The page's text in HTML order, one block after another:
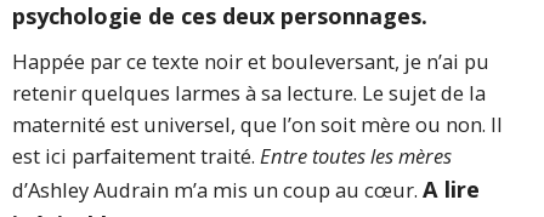
psychologie de ces deux personnages.
Happée par ce texte noir et bouleversant, je n’ai pu
retenir quelques larmes à sa lecture. Le sujet de la
maternité est universel, que l’on soit mère ou non. Il
est ici parfaitement traité. Entre toutes les mères
d’Ashley Audrain m’a mis un coup au cœur. A lire